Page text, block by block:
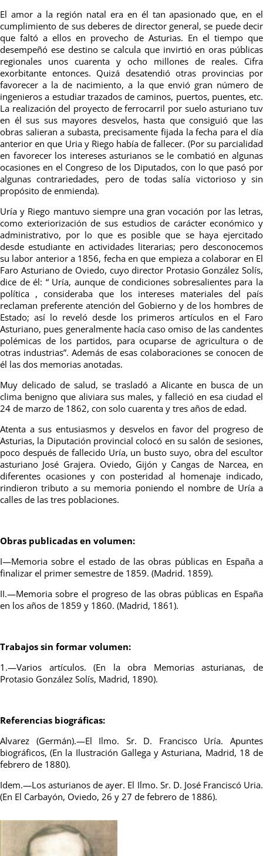
El amor a la región natal era en él tan apasionado que, en el
cumplimiento de sus deberes de director general, se puede decir
que faltó a ellos en provecho de Asturias. En el tiempo que
desempeñó ese destino se calcula que invirtió en oras públicas
regionales unos cuarenta y ocho millones de reales. Cifra
exorbitante entonces. Quizá desatendió otras provincias por
favorecer a la de nacimiento, a la que envió gran número de
ingenieros a estudiar trazados de caminos, puertos, puentes, etc.
La realización del proyecto de ferrocarril por suelo asturiano tuv
en él sus sus mayores desvelos, hasta que consiguió que las
obras salieran a subasta, precisamente fijada la fecha para el día
anterior en que Uria y Riego había de fallecer. (Por su parcialidad
en favorecer los intereses asturianos se le combatió en algunas
ocasiones en el Congreso de los Diputados, con lo que pasó por
algunas contrariedades, pero de todas salía victorioso y sin
propósito de enmienda).
Uríay Riego mantuvo siempre unagran vocación porlas letras,
como exteriorización de sus estudiosde carácter económico y
administrativo, por lo que es posible que se haya ejercitado
desde estudiante en actividades literarias; pero desconocemos
su labor anterior a 1856, fecha en que empieza a colaborar en El
Faro Asturianode Oviedo, cuyo director Protasio González Solís,
dice deél: “ Uría, aunque de condiciones sobresalientes para la
política , consideraba que los intereses materiales del país
reclaman preferente atención del Gobierno y de los hombres de
Estado; así lo reveló desde los primeros artículos en el Faro
Asturiano, pues generalmente hacía caso omiso de las candentes
polémicas de los partidos, para ocuparse de agricultura o de
otras industrias”. Además de esas colaboraciones se conocen de
él las dos memorias anotadas.
Muy delicado de salud, se trasladó a Alicante en busca de un
clima benigno que aliviara sus males, y falleció en esa ciudad el
24 de marzo de 1862, con solo cuarenta y tres años de edad.
Atenta a sus entusiasmos y desvelos en favor del progreso de
Asturias, la Diputación provincial colocó en su salón de sesiones,
poco después de fallecido Uría, un busto suyo, obra del escultor
asturiano José Grajera. Oviedo, Gijón y Cangas de Narcea, en
diferentes ocasiones y con posteridad al homenaje indicado,
rindieron tributo a su memoria poniendo el nombre de Uría a
calles de las tres poblaciones.
Obras publicadas en volumen:
I—Memoria sobre el estado de las obras públicas en España a
finalizar el primer semestre de 1859. (Madrid. 1859).
II.—Memoria sobre el progreso de las obras públicas en España
en los años de 1859 y 1860. (Madrid, 1861).
Trabajos sin formar volumen:
1.—Varios artículos. (En la obra Memorias asturianas, de
Protasio González Solís, Madrid, 1890).
Referencias biográficas:
Alvarez (Germán).—El Ilmo. Sr. D. Francisco Uría. Apuntes
biográficos, (En la Ilustración Gallega y Asturiana, Madrid, 18 de
febrero de 1880).
Idem.—Los asturianos de ayer. El Ilmo. Sr. D. José Franciscó Uria.
(En El Carbayón, Oviedo, 26 y 27 de febrero de 1886).